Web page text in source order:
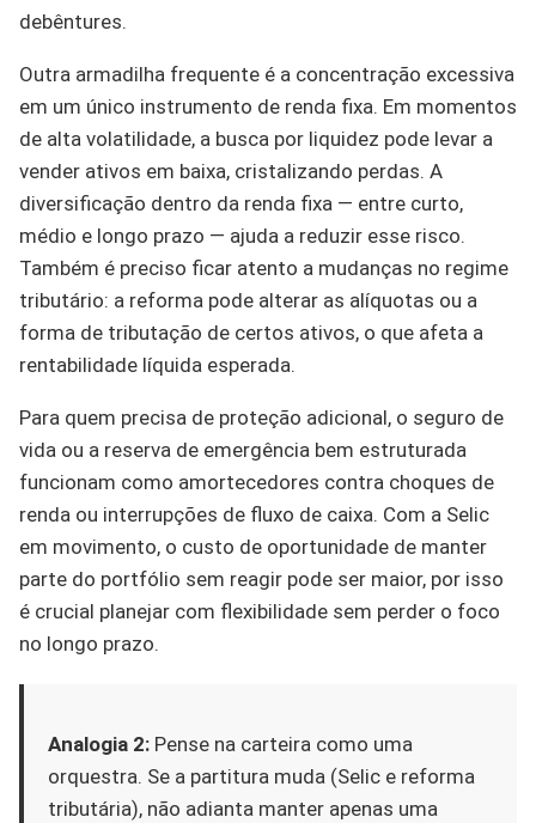
debêntures.
Outra armadilha frequente é a concentração excessiva
em um único instrumento de renda fixa. Em momentos
de alta volatilidade, a busca por liquidez pode levar a
vender ativos em baixa, cristalizando perdas. A
diversificação dentro da renda fixa — entre curto,
médio e longo prazo — ajuda a reduzir esse risco.
Também é preciso ficar atento a mudanças no regime
tributário: a reforma pode alterar as alíquotas ou a
forma de tributação de certos ativos, o que afeta a
rentabilidade líquida esperada.
Para quem precisa de proteção adicional, o seguro de
vida ou a reserva de emergência bem estruturada
funcionam como amortecedores contra choques de
renda ou interrupções de fluxo de caixa. Com a Selic
em movimento, o custo de oportunidade de manter
parte do portfólio sem reagir pode ser maior, por isso
é crucial planejar com flexibilidade sem perder o foco
no longo prazo.
Analogia 2: Pense na carteira como uma
orquestra. Se a partitura muda (Selic e reforma
tributária), não adianta manter apenas uma